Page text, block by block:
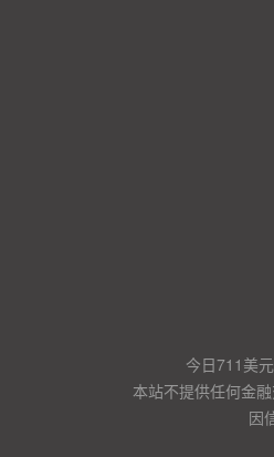
今日711美
本站不提供任何金
因